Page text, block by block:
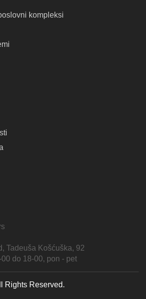
kompleksi
Tadeuša Košćuška, 92
do 18-00, pon - pet
Rights Reserved.